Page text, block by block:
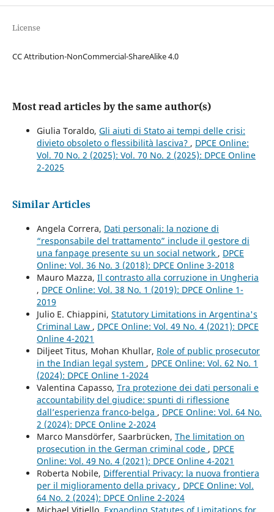
License
CC Attribution-NonCommercial-ShareAlike 4.0
Most read articles by the same author(s)
Giulia Toraldo, Gli aiuti di Stato ai tempi delle crisi:
divieto obsoleto o flessibilità lasciva? , DPCE Online:
Vol. 70 No. 2 (2025): Vol. 70 No. 2 (2025): DPCE Online
2-2025
Similar Articles
Angela Correra, Dati personali: la nozione di
“responsabile del trattamento” include il gestore di
una fanpage presente su un social network , DPCE
Online: Vol. 36 No. 3 (2018): DPCE Online 3-2018
Mauro Mazza, Il contrasto alla corruzione in Ungheria
, DPCE Online: Vol. 38 No. 1 (2019): DPCE Online 1-
2019
Julio E. Chiappini, Statutory Limitations in Argentina's
Criminal Law , DPCE Online: Vol. 49 No. 4 (2021): DPCE
Online 4-2021
Diljeet Titus, Mohan Khullar, Role of public prosecutor
in the Indian legal system , DPCE Online: Vol. 62 No. 1
(2024): DPCE Online 1-2024
Valentina Capasso, Tra protezione dei dati personali e
accountability del giudice: spunti di riflessione
dall’esperienza franco-belga , DPCE Online: Vol. 64 No.
2 (2024): DPCE Online 2-2024
Marco Mansdörfer, Saarbrücken, The limitation on
prosecution in the German criminal code , DPCE
Online: Vol. 49 No. 4 (2021): DPCE Online 4-2021
Roberta Nobile, Differential Privacy: la nuova frontiera
per il miglioramento della privacy , DPCE Online: Vol.
64 No. 2 (2024): DPCE Online 2-2024